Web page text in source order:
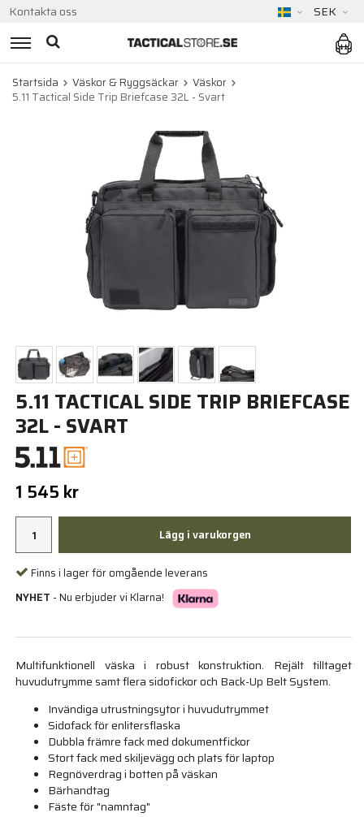
Kontakta oss SEK
Startsida Väskor & Ryggsäckar
Väskor
5.11 Tactical Side Trip Briefcase 32L - Svart
5.11 TACTICAL SIDE TRIP BRIEFCASE
32L - SVART
1 545 kr
Lägg i varukorgen
Finns i lager för omgående leverans
NYHET - Nu erbjuder vi Klarna!
Multifunktionell väska i robust konstruktion. Rejält tilltaget
huvudutrymme samt flera sidofickor och Back-Up Belt System.
Invändiga utrustningsytor i huvudutrymmet
Sidofack för enlitersflaska
Dubbla främre fack med dokumentfickor
Stort fack med skiljevägg och plats för laptop
Regnöverdrag i botten på väskan
Bärhandtag
Fäste för "namntag"